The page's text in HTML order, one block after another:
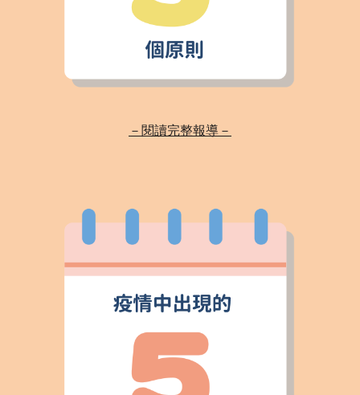
－閱讀完整報導－